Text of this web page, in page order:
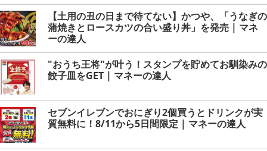
【土用の丑の日まで待てない】かつや、「うなぎの
蒲焼きとロースカツの合い盛り丼」を発売 | マネ
ーの達人
"おうち王将"が叶う！スタンプを貯めてお馴染みの
餃子皿をGET | マネーの達人
セブンイレブンでおにぎり2個買うとドリンクが実
質無料に！8/11から5日間限定 | マネーの達人